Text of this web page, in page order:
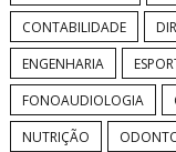
CONTABILIDADE
ENGENHARIA
FONOAUDIOLOGIA
NUTRIÇÃO